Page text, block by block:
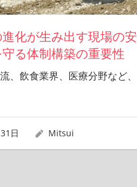
化が生み出す現場の安
る体制構築の重要性
、飲食業界、医療分野など、
日 Mitsui